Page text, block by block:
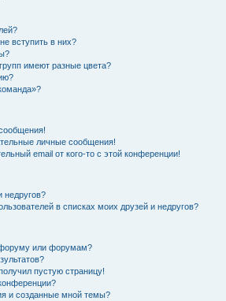
вступить в них?
имеют разные цвета?
личные сообщения!
email от кого-то с этой конференции!
недругов?
в списках моих друзей и недругов?
или форумам?
пустую страницу!
и созданные мной темы?